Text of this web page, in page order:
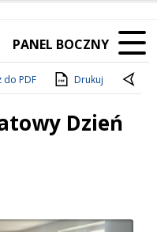
PANEL BOCZNY
do PDF Drukuj
Dzień